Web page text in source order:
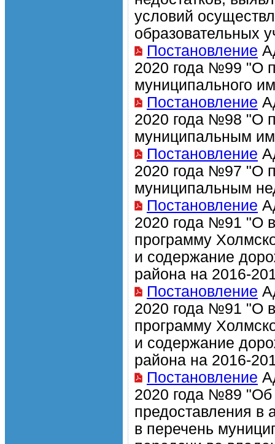
условий
образовательных
Постановление
2020 года №99 "О
муниципального
Постановление
2020 года №98 "О
муниципальным
Постановление
2020 года №97 "О
муниципальным
Постановление
2020 года №91 "О
программу
и содержание
района на 2016-
Постановление
2020 года №91 "О
программу
и содержание
района на 2016-
Постановление
2020 года №89 "Об
предоставления в
в перечень